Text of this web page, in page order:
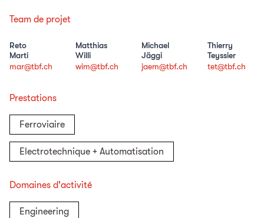
Team de projet
Reto
Marti
mar@tbf.ch
Matthias
Willi
wim@tbf.ch
Michael
Jäggi
jaem@tbf.ch
Thierry
Teyssier
tet@tbf.ch
Prestations
Ferroviaire
Electrotechnique + Automatisation
Domaines d'activité
Engineering